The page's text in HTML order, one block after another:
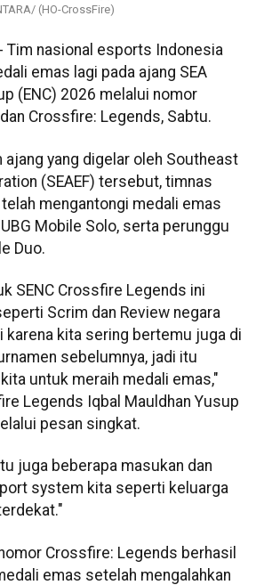
(HO-CrossFire)
Tim nasional esports Indonesia
emas lagi pada ajang SEA
(ENC) 2026 melalui nomor
Crossfire: Legends, Sabtu.
ajang yang digelar oleh Southeast
(SEAEF) tersebut, timnas
mengantongi medali emas
Mobile Solo, serta perunggu
Duo.
SENC Crossfire Legends ini
Scrim dan Review negara
karena kita sering bertemu juga di
sebelumnya, jadi itu
untuk meraih medali emas,"
Legends Iqbal Mauldhan Yusup
pesan singkat.
juga beberapa masukan dan
system kita seperti keluarga
Crossfire: Legends berhasil
emas setelah mengalahkan